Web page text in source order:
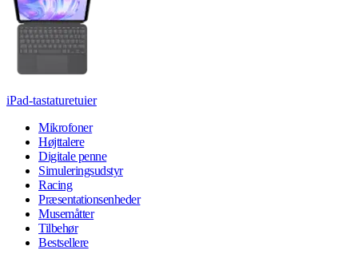
iPad-tastaturetuier
Mikrofoner
Højttalere
Digitale penne
Simuleringsudstyr
Racing
Præsentationsenheder
Musemåtter
Tilbehør
Bestsellere